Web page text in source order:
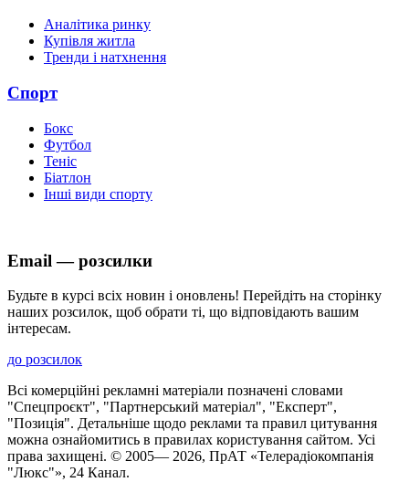
Аналітика ринку
Купівля житла
Тренди і натхнення
Спорт
Бокс
Футбол
Теніс
Біатлон
Інші види спорту
Email — розсилки
Будьте в курсі всіх новин і оновлень! Перейдіть на сторінку
наших розсилок, щоб обрати ті, що відповідають вашим
інтересам.
до розсилок
Всі комерційні рекламні матеріали позначені словами
"Спецпроєкт", "Партнерський матеріал", "Експерт",
"Позиція". Детальніше щодо реклами та правил цитування
можна ознайомитись в правилах користування сайтом. Усі
права захищені. © 2005— 2026, ПрАТ «Телерадіокомпанія
"Люкс"», 24 Канал.